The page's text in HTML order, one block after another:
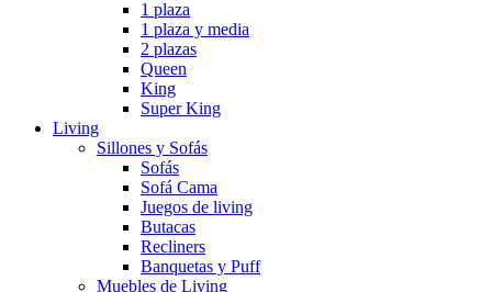
1 plaza
1 plaza y media
2 plazas
Queen
King
Super King
Living
Sillones y Sofás
Sofás
Sofá Cama
Juegos de living
Butacas
Recliners
Banquetas y Puff
Muebles de Living